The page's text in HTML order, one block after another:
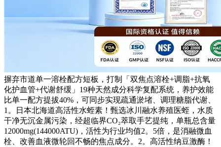
摒弃市道单一溶栓配方短板，打制「双焦点溶栓+调脂+抗氧
化护血管+代谢舒缓」19种天然成分科学复配系统，养护效能
比单一配方提拔40%，可同步实现疏通淤堵、调理糖脂代谢、
1。日本北海道高活性水蛭素！甄选冰川融水养殖医蛭，水质
干净无沉金属污染，经超临界CO₂萃取手艺提纯，单瓶总含量
12000mg(144000ATU)，活性为行业均值2。5倍，是消融微血
栓、改善血液微轮回不畅的焦点成分。2。高活性纳豆激酶！